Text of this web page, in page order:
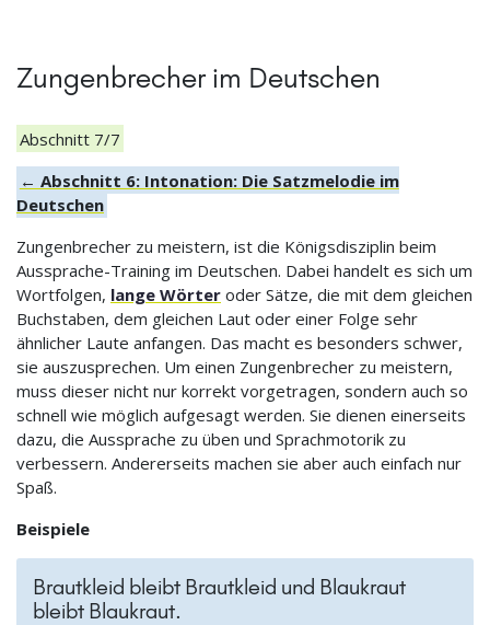
Zungenbrecher im Deutschen
Abschnitt 7/7
← Abschnitt 6: Intonation: Die Satzmelodie im
Deutschen
Zungenbrecher zu meistern, ist die Königsdisziplin beim
Aussprache-Training im Deutschen. Dabei handelt es sich um
Wortfolgen, lange Wörter oder Sätze, die mit dem gleichen
Buchstaben, dem gleichen Laut oder einer Folge sehr
ähnlicher Laute anfangen. Das macht es besonders schwer,
sie auszusprechen. Um einen Zungenbrecher zu meistern,
muss dieser nicht nur korrekt vorgetragen, sondern auch so
schnell wie möglich aufgesagt werden. Sie dienen einerseits
dazu, die Aussprache zu üben und Sprachmotorik zu
verbessern. Andererseits machen sie aber auch einfach nur
Spaß.
Beispiele
Brautkleid bleibt Brautkleid und Blaukraut
bleibt Blaukraut.